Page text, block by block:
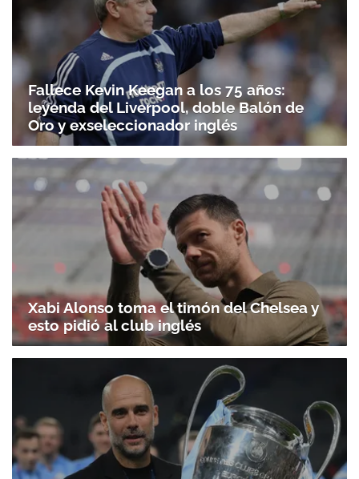
Fallece Kevin Keegan a los 75 años:
leyenda del Liverpool, doble Balón de
Oro y exseleccionador inglés
Xabi Alonso toma el timón del Chelsea y
esto pidió al club inglés